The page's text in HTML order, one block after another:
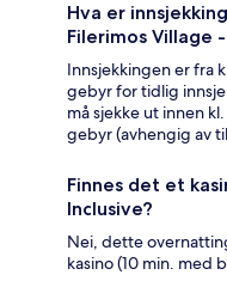
Hva er
Filerimos Village
Innsjekkingen er fra
gebyr for tidlig
må sjekke ut innen
gebyr (avhengig av
Finnes det et
Inclusive?
Nei, dette
kasino (10 min. med